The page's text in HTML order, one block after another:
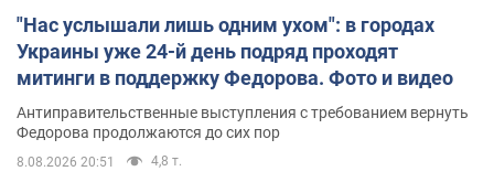
"Нас услышали лишь одним ухом": в городах
Украины уже 24-й день подряд проходят
митинги в поддержку Федорова. Фото и видео
Антиправительственные выступления с требованием вернуть
Федорова продолжаются до сих пор
8.08.2026 20:51 4,8 т.